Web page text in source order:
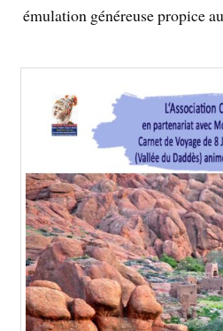
émulation généreuse propice